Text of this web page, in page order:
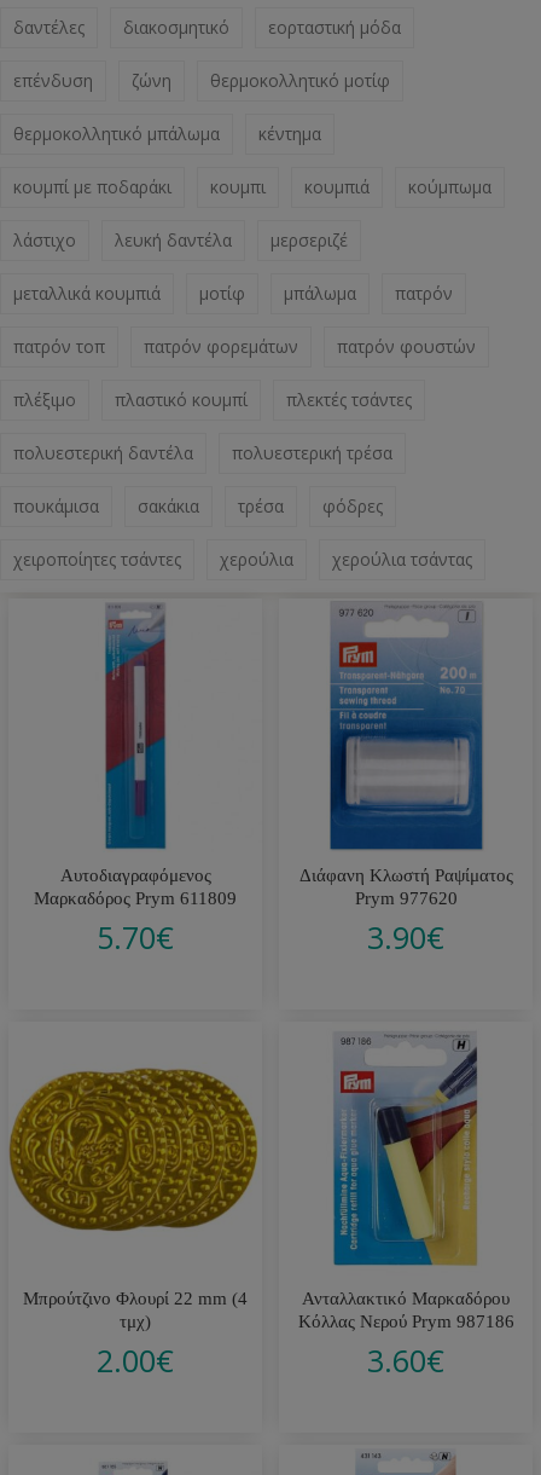
δαντέλες διακοσμητικό εορταστική μόδα
επένδυση ζώνη θερμοκολλητικό μοτίφ
θερμοκολλητικό μπάλωμα κέντημα
κουμπί με ποδαράκι κουμπι κουμπιά κούμπωμα
λάστιχο λευκή δαντέλα μερσεριζέ
μεταλλικά κουμπιά μοτίφ μπάλωμα πατρόν
πατρόν τοπ πατρόν φορεμάτων πατρόν φουστών
πλέξιμο πλαστικό κουμπί πλεκτές τσάντες
πολυεστερική δαντέλα πολυεστερική τρέσα
πουκάμισα σακάκια τρέσα φόδρες
χειροποίητες τσάντες χερούλια χερούλια τσάντας
Αυτοδιαγραφόμενος
Μαρκαδόρος Prym 611809
5.70€
Διάφανη Κλωστή Ραψίματος
Prym 977620
3.90€
Μπρούτζινο Φλουρί 22 mm (4
τμχ)
2.00€
Ανταλλακτικό Μαρκαδόρου
Κόλλας Νερού Prym 987186
3.60€